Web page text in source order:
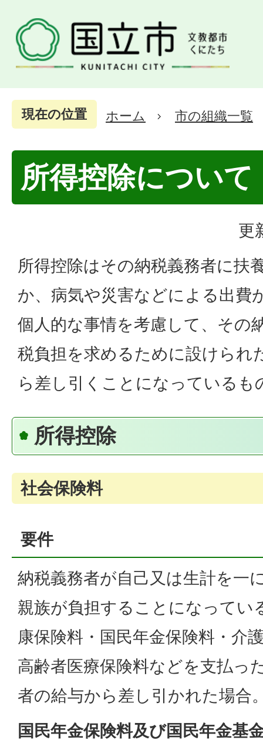
現在の位置 ホーム 市の組織一覧
所得控除について
更
所得控除はその納税義務者に扶
か、病気や災害などによる出費
個人的な事情を考慮して、その
税負担を求めるために設けられ
ら差し引くことになっているも
所得控除
社会保険料
要件
納税義務者が自己又は生計を一
親族が負担することになってい
康保険料・国民年金保険料・介
高齢者医療保険料などを支払っ
者の給与から差し引かれた場合
国民年金保険料及び国民年金基